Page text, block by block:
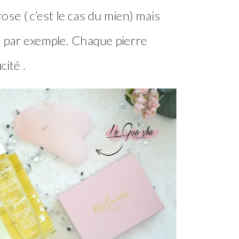
( c’est le cas du mien) mais
par exemple. Chaque pierre
.